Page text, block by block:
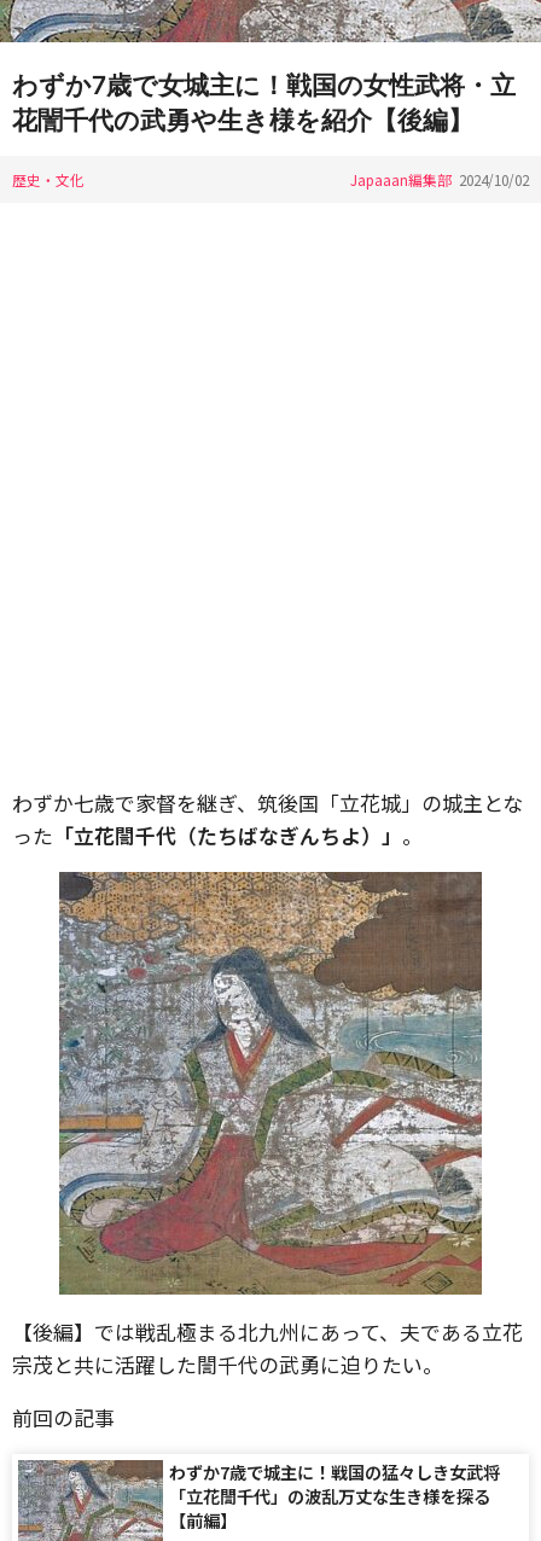
わずか7歳で女城主に！戦国の女性武将・立
花誾千代の武勇や生き様を紹介【後編】
歴史・文化 Japaaan編集部 2024/10/02
わずか七歳で家督を継ぎ、筑後国「立花城」の城主とな
った 「立花誾千代（たちばなぎんちよ）」 。
【後編】では戦乱極まる北九州にあって、夫である立花
宗茂と共に活躍した誾千代の武勇に迫りたい。
前回の記事
わずか7歳で城主に！戦国の猛々しき女武将
「立花誾千代」の波乱万丈な生き様を探る
【前編】